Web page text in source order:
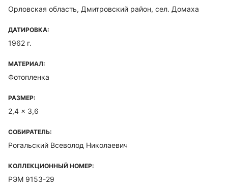
Орловская область, Дмитровский район, сел. Домаха
ДАТИРОВКА:
1962 г.
МАТЕРИАЛ:
Фотопленка
РАЗМЕР:
2,4 x 3,6
СОБИРАТЕЛЬ:
Рогальский Всеволод Николаевич
КОЛЛЕКЦИОННЫЙ НОМЕР:
РЭМ 9153-29